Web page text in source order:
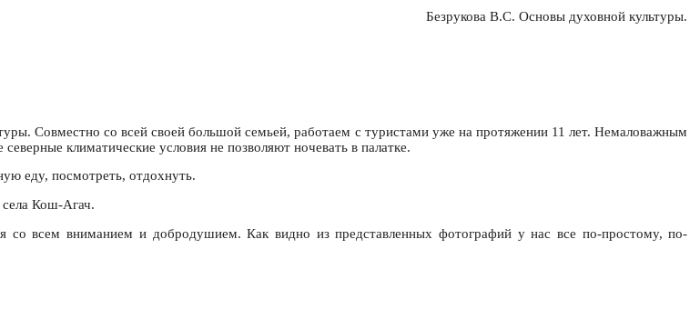
Безрукова В.С. Основы духовной культуры.
Совместно со всей своей большой семьей, работаем с туристами уже на протяжении 11 лет. Немаловажным
климатические условия не позволяют ночевать в палатке.
еду, посмотреть, отдохнуть.
Кош-Агач.
со всем вниманием и добродушием. Как видно из представленных фотографий у нас все по-простому, по-